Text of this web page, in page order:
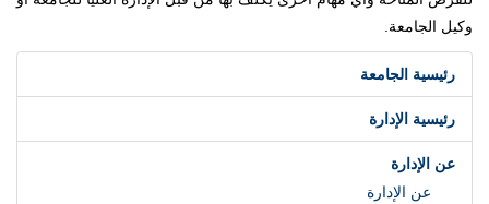
وكيل الجامعة.
رئيسية الجامعة
رئيسية الإدارة
عن الإدارة
عن الإدارة